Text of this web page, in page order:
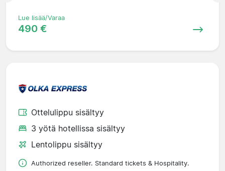
Lue lisää/Varaa
490 €
Ottelulippu sisältyy
3 yötä hotellissa sisältyy
Lentolippu sisältyy
Authorized reseller. Standard tickets & Hospitality.